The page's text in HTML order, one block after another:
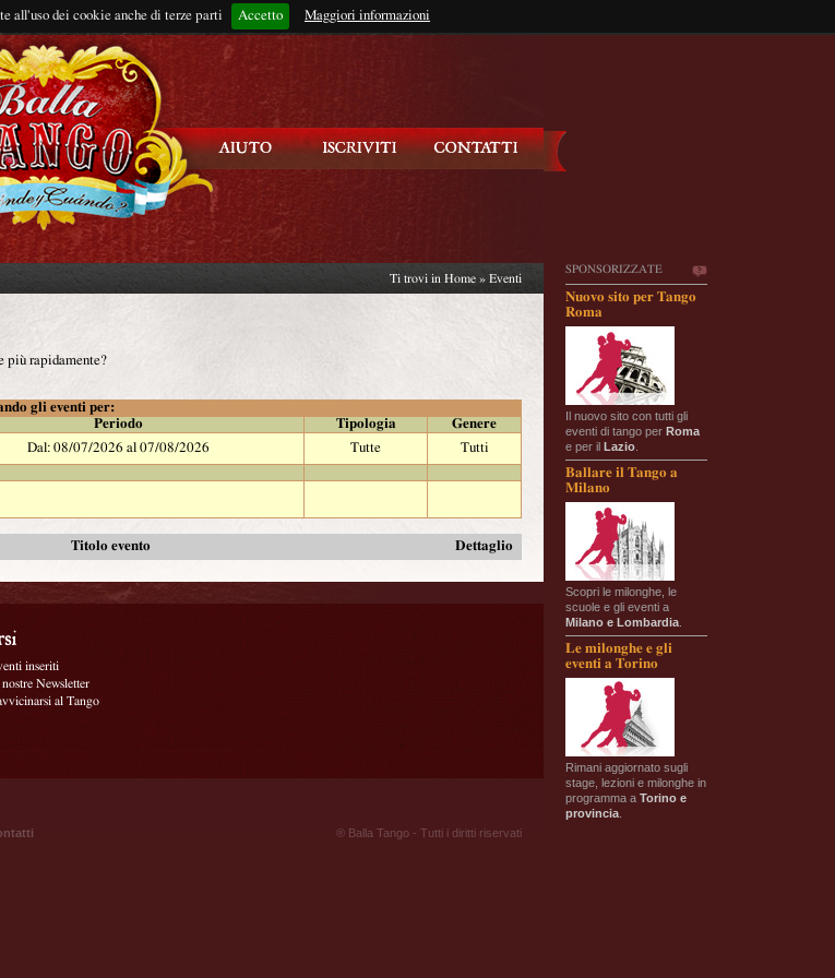
all'uso dei cookie anche di terze parti Accetto Maggiori informazioni
Rimani connesso?
SPONSORIZZATE
Nuovo sito per Tango
Roma
Il nuovo sito con tutti gli
eventi di tango per Roma
e per il Lazio
Ballare il Tango a
Milano
Scopri le milonghe, le
scuole e gli eventi a
Milano e Lombardia
Le milonghe e gli
eventi a Torino
Rimani aggiornato sugli
stage, lezioni e milonghe in
programma a Torino e
provincia
Ti trovi in Home » Eventi
più rapidamente?
gli eventi per:
Periodo Tipologia
Genere
Dal: 08/07/2026 al 07/08/2026 Tutte
Tutti
Titolo evento Dettaglio
inseriti
Newsletter
al Tango
® Balla Tango - Tutti i diritti riservati